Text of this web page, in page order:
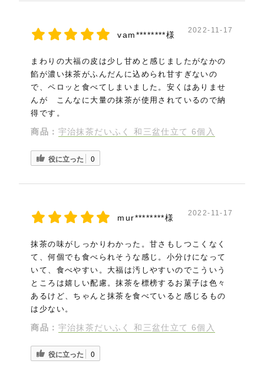
vam********様 2022-11-17
まわりの大福の皮は少し甘めと感じましたがなかの
餡が濃い抹茶がふんだんに込められ甘すぎないの
で、ペロッと食べてしまいました。安くはありませ
んが こんなに大量の抹茶が使用されているので納
得です。
商品： 宇治抹茶だいふく 和三盆仕立て 6個入
役に立った 0
mur********様 2022-11-17
抹茶の味がしっかりわかった。甘さもしつこくなく
て、何個でも食べられそうな感じ。小分けになって
いて、食べやすい。大福は汚しやすいのでこういう
ところは嬉しい配慮。抹茶を標榜するお菓子は色々
あるけど、ちゃんと抹茶を食べていると感じるもの
は少ない。
商品： 宇治抹茶だいふく 和三盆仕立て 6個入
役に立った 0